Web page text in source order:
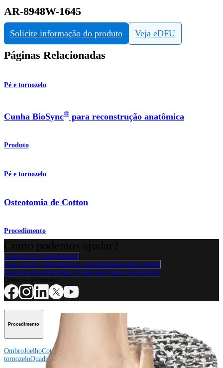
AR-8948W-1645
Solicite informação do produto Veja eDFU
Páginas Relacionadas
Pé e tornozelo
Cunha BioSync® para reconstrução anatômica
Produto
Pé e tornozelo
Osteotomia de Cotton
Procedimento
Contacte um representante
Veja eventos, laboratórios e oportunidades educacionais
Inscreva-se para receber: O que há de novo na Arthrex?
Procedimento
OmbroJoelhoCotovelo
tornozeloQuadril Ortobiológicos Cirurgia cardiotorácicaColuna vertebral